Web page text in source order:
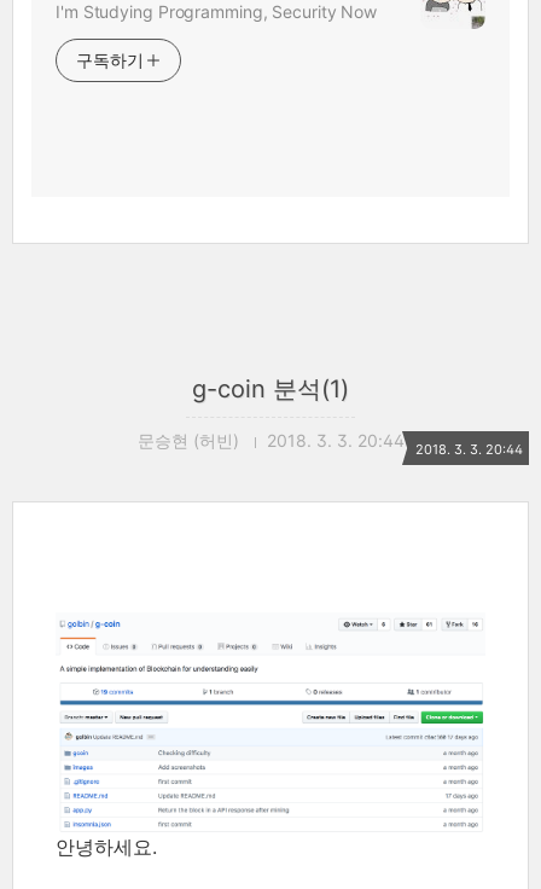
I'm Studying Programming, Security Now
구독하기
g-coin 분석(1)
문승현 (허빈) 2018. 3. 3. 20:44 2018. 3. 3. 20:44
안녕하세요.